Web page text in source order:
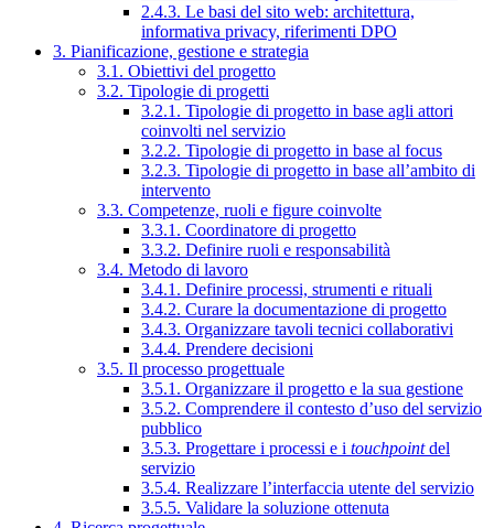
2.4.3. Le basi del sito web: architettura,
informativa privacy, riferimenti DPO
3. Pianificazione, gestione e strategia
3.1. Obiettivi del progetto
3.2. Tipologie di progetti
3.2.1. Tipologie di progetto in base agli attori
coinvolti nel servizio
3.2.2. Tipologie di progetto in base al focus
3.2.3. Tipologie di progetto in base all’ambito di
intervento
3.3. Competenze, ruoli e figure coinvolte
3.3.1. Coordinatore di progetto
3.3.2. Definire ruoli e responsabilità
3.4. Metodo di lavoro
3.4.1. Definire processi, strumenti e rituali
3.4.2. Curare la documentazione di progetto
3.4.3. Organizzare tavoli tecnici collaborativi
3.4.4. Prendere decisioni
3.5. Il processo progettuale
3.5.1. Organizzare il progetto e la sua gestione
3.5.2. Comprendere il contesto d’uso del servizio
pubblico
3.5.3. Progettare i processi e i touchpointdel
servizio
3.5.4. Realizzare l’interfaccia utente del servizio
3.5.5. Validare la soluzione ottenuta